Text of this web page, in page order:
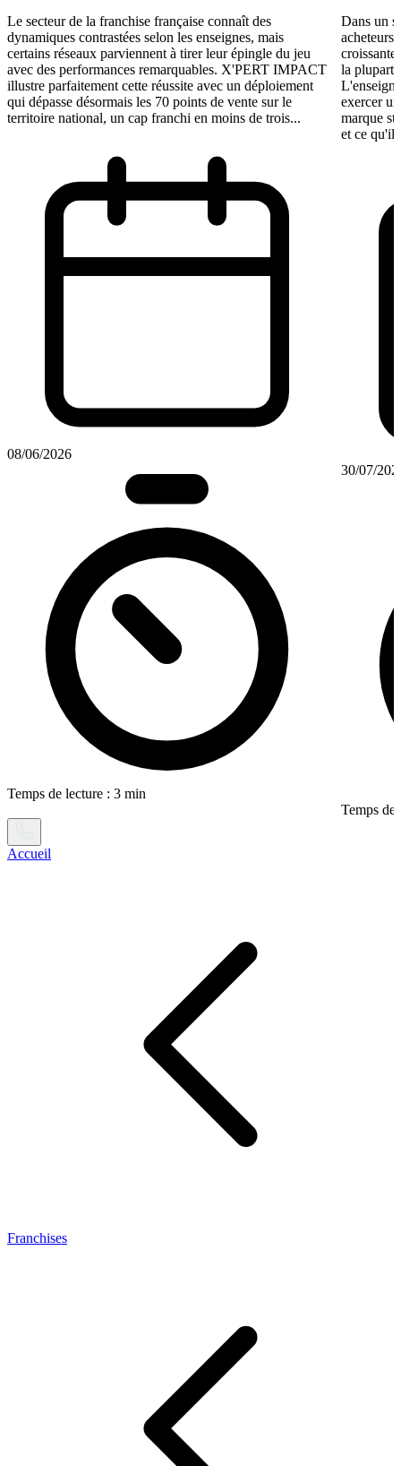
Le secteur de la franchise française connaît des
dynamiques contrastées selon les enseignes, mais
certains réseaux parviennent à tirer leur épingle du jeu
avec des performances remarquables. X'PERT IMPACT
illustre parfaitement cette réussite avec un déploiement
qui dépasse désormais les 70 points de vente sur le
territoire national, un cap franchi en moins de trois...
08/06/2026
Temps de lecture : 3 min
Dans un
acheteurs
la plupart
exercer
marque
et ce qu'il
30/07/
Temps de
Accueil
Franchises